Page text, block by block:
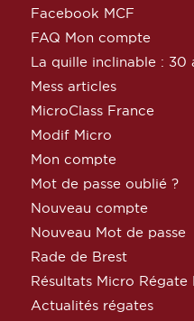
Facebook MCF
FAQ Mon compte
La quille inclinable : 30
Mess articles
MicroClass France
Modif Micro
Mon compte
Mot de passe oublié ?
Nouveau compte
Nouveau Mot de passe
Rade de Brest
Résultats Micro Régate
Actualités régates